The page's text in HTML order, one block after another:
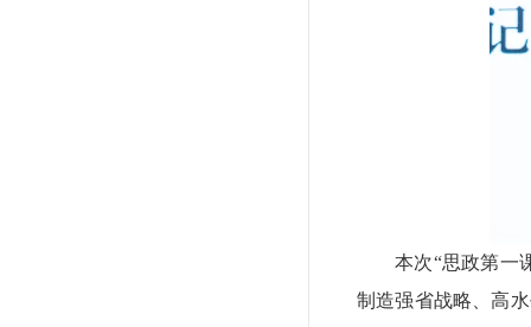
本次“思政第一
制造强省战略、高